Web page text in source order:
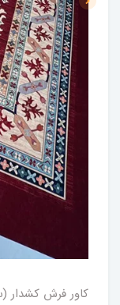
کاور فرش کشدار